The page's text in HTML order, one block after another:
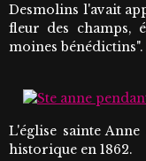
Desmolins l'avait
fleur des champs,
moines bénédictins".
L'église sainte
historique en 1862.